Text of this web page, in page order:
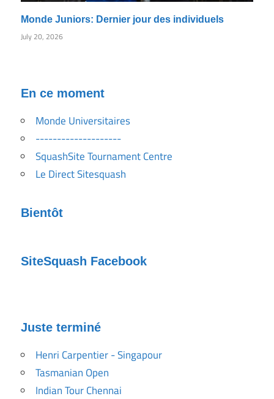
Monde Juniors: Dernier jour des individuels
July 20, 2026
En ce moment
Monde Universitaires
--------------------
SquashSite Tournament Centre
Le Direct Sitesquash
Bientôt
SiteSquash Facebook
Juste terminé
Henri Carpentier - Singapour
Tasmanian Open
Indian Tour Chennai